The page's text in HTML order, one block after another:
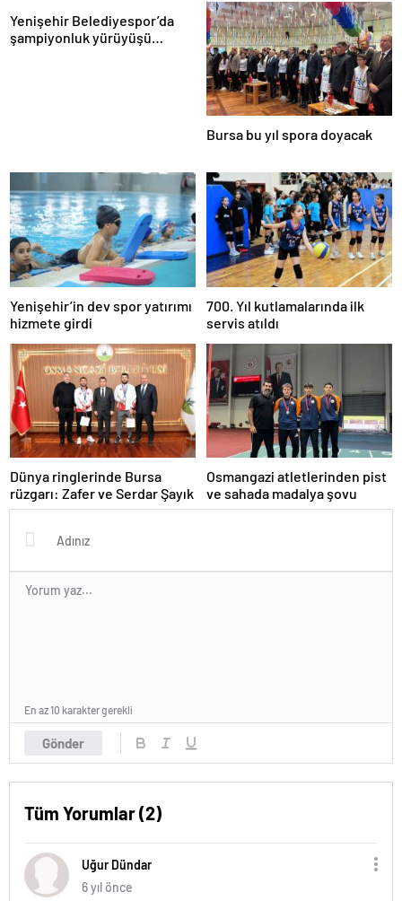
Yenişehir Belediyespor’da
şampiyonluk yürüyüşü
Bursa bu yıl spora doyacak
Yenişehir’in dev spor yatırımı
hizmete girdi
700. Yıl kutlamalarında ilk
servis atıldı
Dünya ringlerinde Bursa
rüzgarı: Zafer ve Serdar Şayık
Osmangazi atletlerinden pist
ve sahada madalya şovu
Gönder
En az 10 karakter gerekli
Tüm Yorumlar (2)
Uğur Dündar
6 yıl önce